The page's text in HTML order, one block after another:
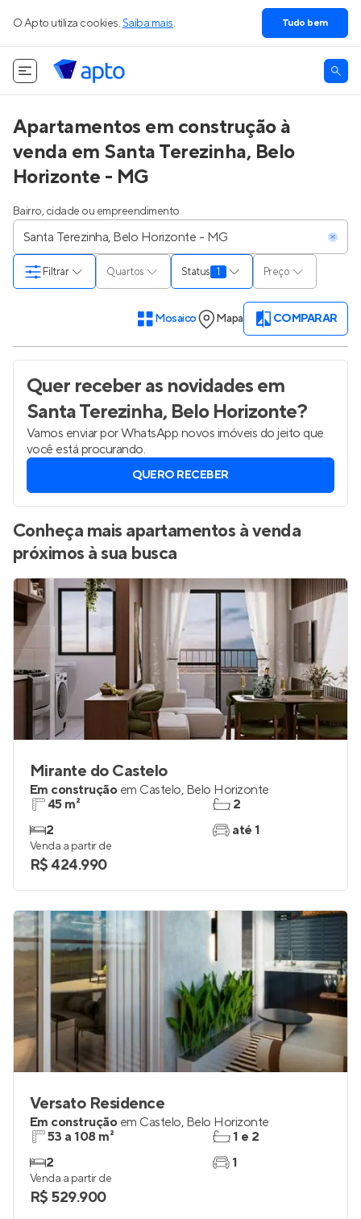
O Apto utiliza cookies. Saiba mais. Tudo bem
Apartamentos em construção à
venda em Santa Terezinha, Belo
Horizonte - MG
Bairro, cidade ou empreendimento
Quartos Status 1 Preço
Filtrar
Mosaico Mapa COMPARAR
Quer receber as novidadesem
Santa Terezinha, Belo Horizonte?
Vamos enviar por WhatsApp novos imóveis do jeito que
você está procurando.
QUERO RECEBER
Conheça mais apartamentos à venda
próximos à sua busca
Mirante do Castelo
Em construção em Castelo, Belo Horizonte
45 m²
2
2
até 1
Venda a partir de
R$ 424.990
Versato Residence
Em construção em Castelo, Belo Horizonte
53 a 108 m²
2
1 e 2
1
Venda a partir de
R$ 529.900